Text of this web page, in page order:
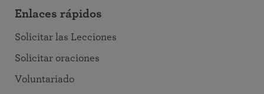
Enlaces rápidos
Solicitar las Lecciones
Solicitar oraciones
Voluntariado